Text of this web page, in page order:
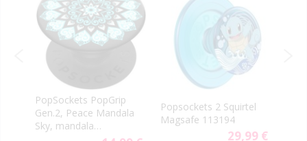
PopSockets PopGrip
Gen.2, Peace Mandala
Sky, mandala
Popsockets 2 Squirtel
Magsafe 113194
29,99 €